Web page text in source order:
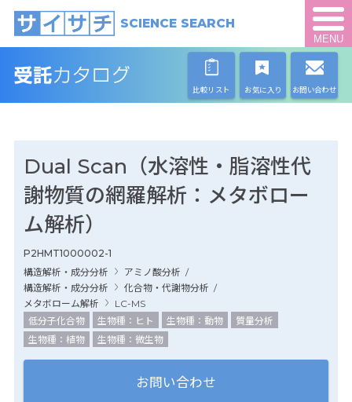
SCIENCE SEARCH
MENU
比較リスト お気に入り お問い合わせ
Dual Scan（水溶性・脂溶性代
謝物質の網羅解析：メタボロー
ム解析）
P2HMT1000002-1
構造解析・成分分析
アミノ酸分析 /
構造解析・成分分析
化合物・代謝物分析 /
メタボローム解析
LC-MS
低分子化合物
生物種：ヒト 生物種：動物
質量分析
生物種：植物
生物種：微生物
お問い合わせ